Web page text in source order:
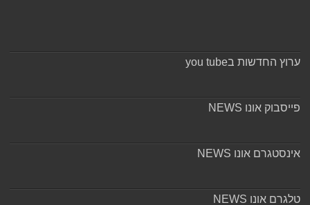
ערוץ החדשות בyou tube
פייסבוק אונו NEWS
אינסטגרם אונו NEWS
טלגרם אונו NEWS